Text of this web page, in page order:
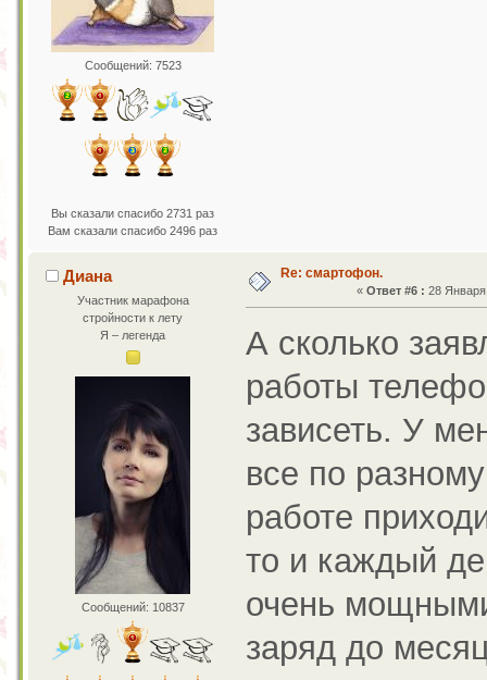
Сообщений: 7523
Вы сказали спасибо 2731 раз
Вам сказали спасибо 2496 раз
Диана
Участник марафона
стройности к лету
Я – легенда
Сообщений: 10837
Re: смартофон.
« Ответ #6 : 28
А сколько
работы
зависеть. У
все по
работе
то и каждый
очень
заряд до